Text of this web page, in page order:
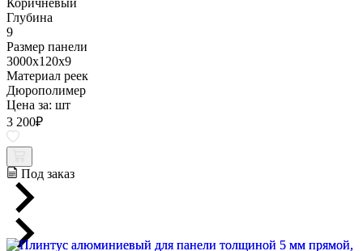
Глубина
9
Размер панели
3000x120x9
Материал реек
Дюрополимер
Цена за: шт
3 200₽
Под заказ